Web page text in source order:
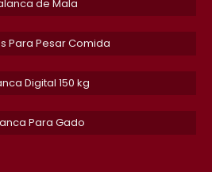
de Mala
Para Pesar Comida
Digital 150 kg
Para Gado